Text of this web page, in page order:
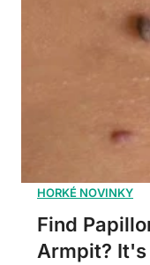
Find
Armpit? It's